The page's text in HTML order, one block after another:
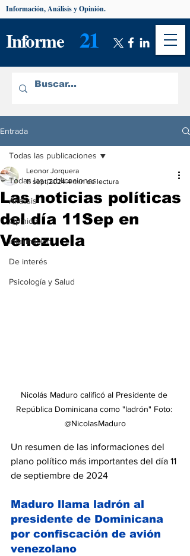
Informe 21
Información, Análisis y Opinión.
Entrada
Todas las publicaciones
Análisis
Opinión
Información
De interés
Psicología y Salud
Todas las publicaciones
Las noticias políticas
del día 11Sep en
Venezuela
Leonor Jorquera
11 sept 2024 4 min de lectura
Nicolás Maduro calificó al Presidente de
República Dominicana como "ladrón" Foto:
@NicolasMaduro
Un resumen de las informaciones del
plano político más importantes del día 11
de septiembre de 2024
Maduro llama ladrón al
presidente de Dominicana
por confiscación de avión
venezolano